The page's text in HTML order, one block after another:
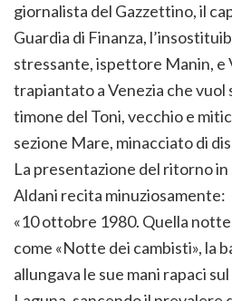
giornalista del Gazzettino, il
Guardia di Finanza,
stressante, ispettore Manin, e
trapiantato a Venezia che vuol
timone del Toni, vecchio e
sezione Mare, minacciato di
La presentazione del ritorno in
Aldani recita minuziosamente:
«10 ottobre 1980. Quella
come «Notte dei cambisti», la
allungava le sue mani rapaci